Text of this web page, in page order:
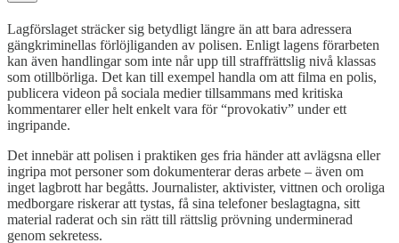
Lagförslaget sträcker sig betydligt längre än att bara adressera
gängkriminellas förlöjliganden av polisen. Enligt lagens förarbeten
kan även handlingar som inte når upp till straffrättslig nivå klassas
som otillbörliga. Det kan till exempel handla om att filma en polis,
publicera videon på sociala medier tillsammans med kritiska
kommentarer eller helt enkelt vara för “provokativ” under ett
ingripande.
Det innebär att polisen i praktiken ges fria händer att avlägsna eller
ingripa mot personer som dokumenterar deras arbete – även om
inget lagbrott har begåtts. Journalister, aktivister, vittnen och oroliga
medborgare riskerar att tystas, få sina telefoner beslagtagna, sitt
material raderat och sin rätt till rättslig prövning underminerad
genom sekretess.